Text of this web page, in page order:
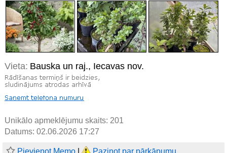
Vieta: Bauska un raj., Iecavas nov.
Unikālo apmeklējumu skaits: 201
Datums: 02.06.2026 17:27
Pievienot Memo Paziņot par pārkāpumu